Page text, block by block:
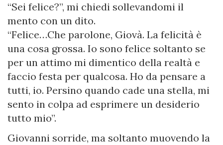
“Sei felice?”, mi chiedi sollevandomi il
mento con un dito.
“Felice…Che parolone, Giovà. La felicità è
una cosa grossa. Io sono felice soltanto se
per un attimo mi dimentico della realtà e
faccio festa per qualcosa. Ho da pensare a
tutti, io. Persino quando cade una stella, mi
sento in colpa ad esprimere un desiderio
tutto mio”.
Giovanni sorride, ma soltanto muovendo la